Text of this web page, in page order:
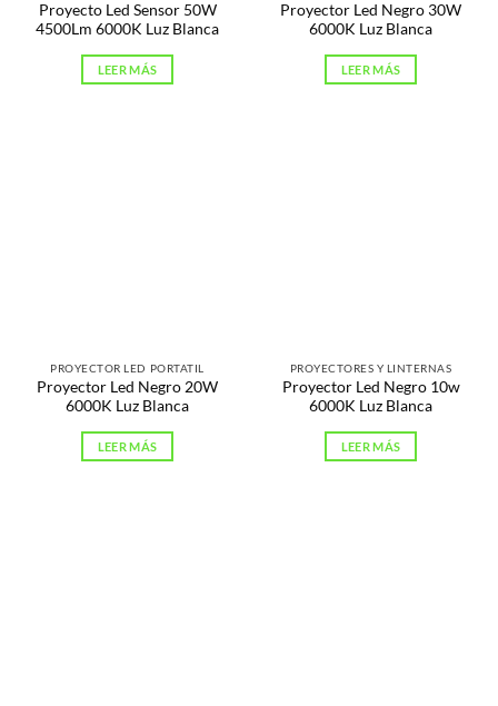
Proyecto Led Sensor 50W
4500Lm 6000K Luz Blanca
LEER MÁS
Proyector Led Negro 30W
6000K Luz Blanca
LEER MÁS
PROYECTOR LED PORTATIL
Proyector Led Negro 20W
6000K Luz Blanca
LEER MÁS
PROYECTORES Y LINTERNAS
Proyector Led Negro 10w
6000K Luz Blanca
LEER MÁS